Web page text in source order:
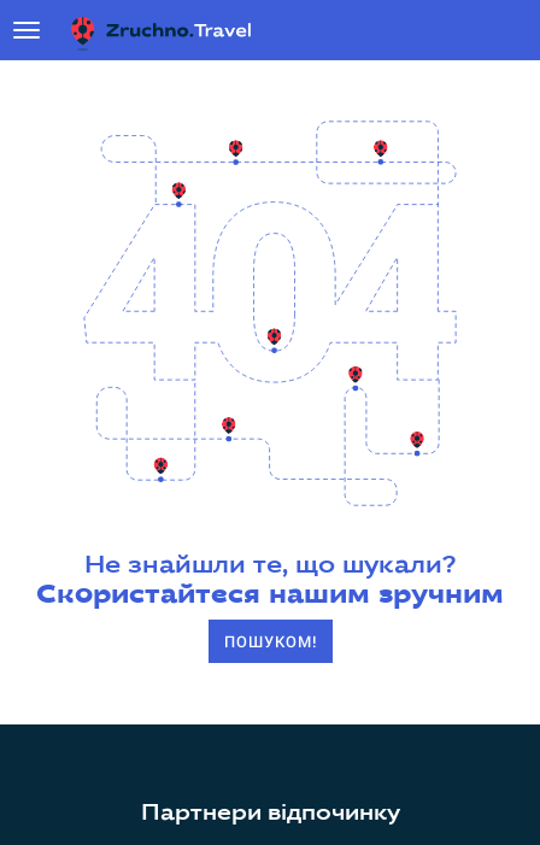
Не знайшли те, що шукали?
Скористайтеся нашим зручним
ПОШУКОМ!
Партнери відпочинку